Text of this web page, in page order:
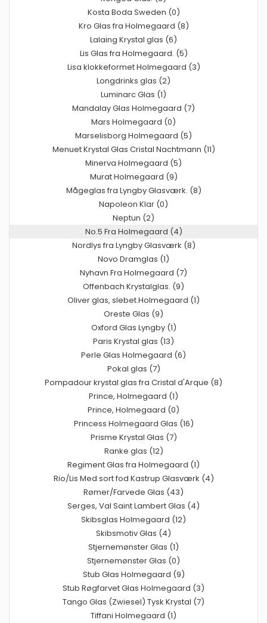
Kosta Boda Sweden (0)
Kro Glas fra Holmegaard (8)
Lalaing Krystal glas (6)
Lis Glas fra Holmegaard. (5)
Lisa klokkeformet Holmegaard (3)
Longdrinks glas (2)
Luminarc Glas (1)
Mandalay Glas Holmegaard (7)
Mars Holmegaard (0)
Marselisborg Holmegaard (5)
Menuet Krystal Glas Cristal Nachtmann (11)
Minerva Holmegaard (5)
Murat Holmegaard (9)
Mågeglas fra Lyngby Glasværk. (8)
Napoleon Klar (0)
Neptun (2)
No.5 Fra Holmegaard (4)
Nordlys fra Lyngby Glasværk (8)
Novo Dramglas (1)
Nyhavn Fra Holmegaard (7)
Offenbach Krystalglas. (9)
Oliver glas, slebet.Holmegaard (1)
Oreste Glas (9)
Oxford Glas Lyngby (1)
Paris Krystal glas (13)
Perle Glas Holmegaard (6)
Pokal glas (7)
Pompadour krystal glas fra Cristal d'Arque (8)
Prince, Holmegaard (1)
Prince, Holmegaard (0)
Princess Holmegaard Glas (16)
Prisme Krystal Glas (7)
Ranke glas (12)
Regiment Glas fra Holmegaard (1)
Rio/Lis Med sort fod Kastrup Glasværk (4)
Rømer/Farvede Glas (43)
Serges, Val Saint Lambert Glas (4)
Skibsglas Holmegaard (12)
Skibsmotiv Glas (4)
Stjernemønster Glas (1)
Stjernemønster Glas (0)
Stub Glas Holmegaard (9)
Stub Røgfarvet Glas Holmegaard (3)
Tango Glas (Zwiesel) Tysk Krystal (7)
Tiffani Holmegaard (1)